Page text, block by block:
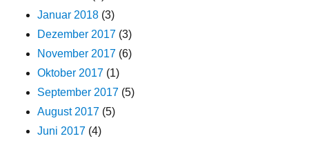
Januar 2018 (3)
Dezember 2017 (3)
November 2017 (6)
Oktober 2017 (1)
September 2017 (5)
August 2017 (5)
Juni 2017 (4)